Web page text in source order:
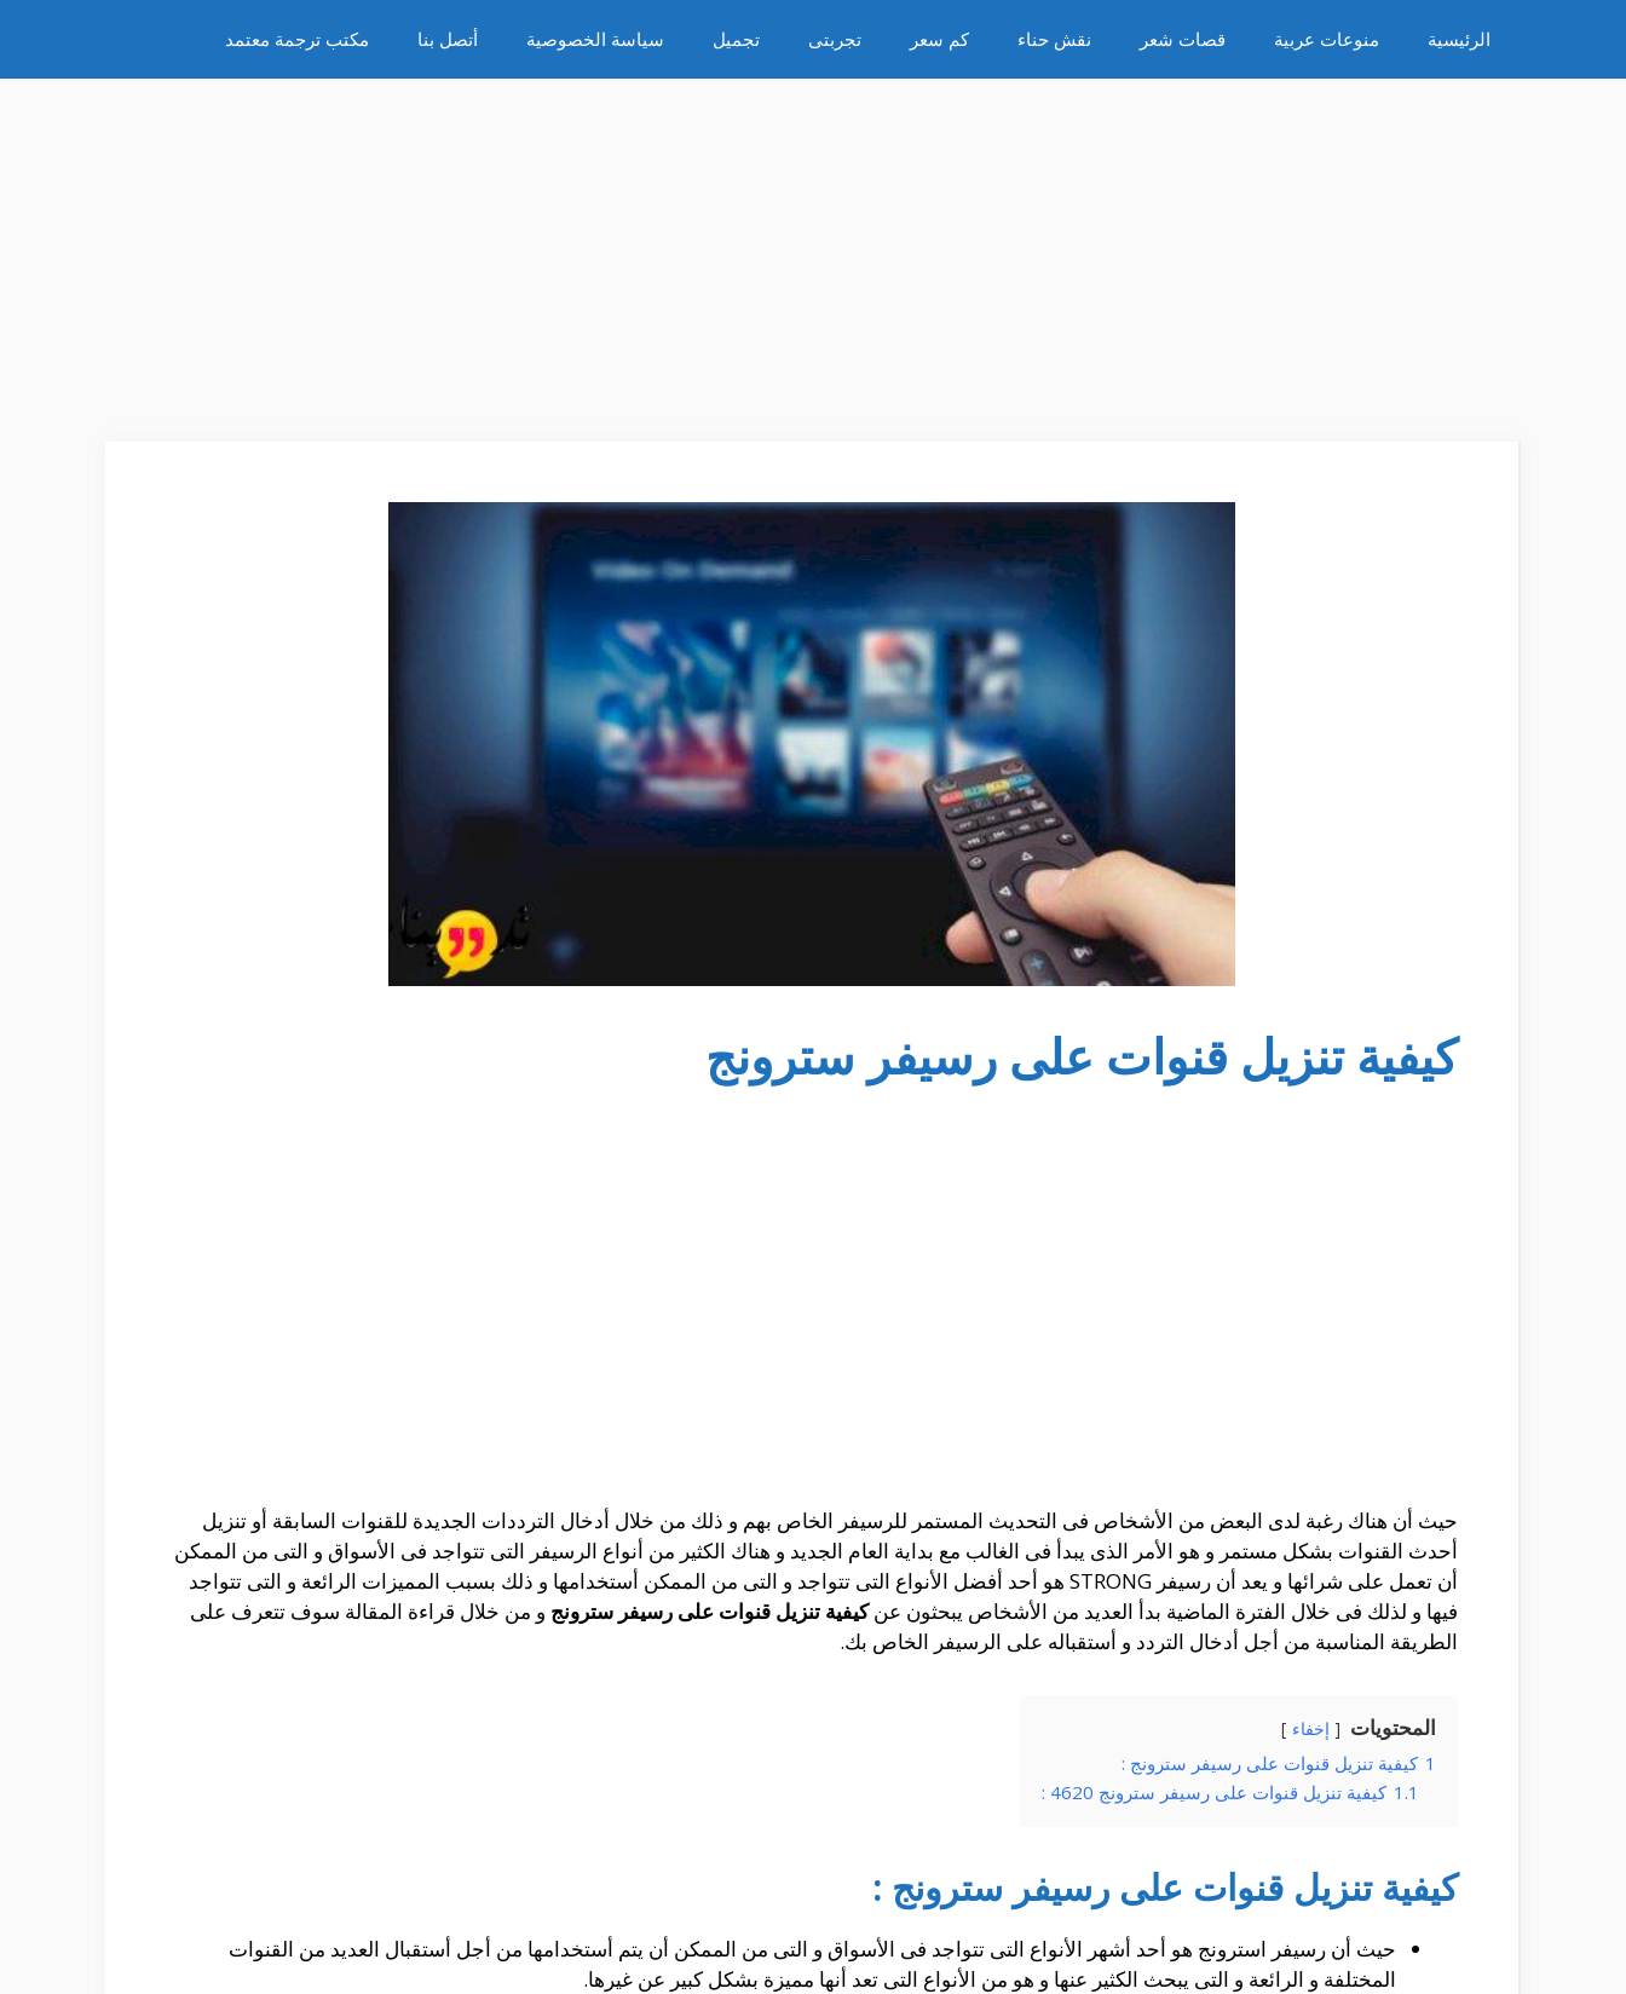
المحتوى
الرئيسية منوعات عربية قصات شعر نقش حناء كم سعر تجربتى تجميل سياسة الخصوصية أتصل بنا مكتب ترجمة معتمد
كيفية تنزيل قنوات على رسيفر سترونج
حيث أن هناك رغبة لدى البعض من الأشخاص فى التحديث المستمر للرسيفر الخاص بهم و ذلك من خلال أدخال الترددات الجديدة للقنوات السابقة أو تنزيل
أحدث القنوات بشكل مستمر و هو الأمر الذى يبدأ فى الغالب مع بداية العام الجديد و هناك الكثير من أنواع الرسيفر التى تتواجد فى الأسواق و التى من الممكن
أن تعمل على شرائها و يعد أن رسيفر STRONG هو أحد أفضل الأنواع التى تتواجد و التى من الممكن أستخدامها و ذلك بسبب المميزات الرائعة و التى تتواجد
فيها و لذلك فى خلال الفترة الماضية بدأ العديد من الأشخاص يبحثون عنكيفية تنزيل قنوات على رسيفر سترونج و من خلال قراءة المقالة سوف تتعرف على
الطريقة المناسبة من أجل أدخال التردد و أستقباله على الرسيفر الخاص بك.
المحتويات إخفاء
1 كيفية تنزيل قنوات على رسيفر سترونج :
1.1 كيفية تنزيل قنوات على رسيفر سترونج 4620 :
كيفية تنزيل قنوات على رسيفر سترونج :
حيث أن رسيفر استرونج هو أحد أشهر الأنواع التى تتواجد فى الأسواق و التى من الممكن أن يتم أستخدامها من أجل أستقبال العديد من القنوات
المختلفة و الرائعة و التى يبحث الكثير عنها و هو من الأنواع التى تعد أنها مميزة بشكل كبير عن غيرها.